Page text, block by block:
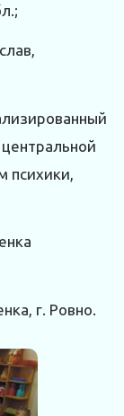
психики,
г. Ровно.